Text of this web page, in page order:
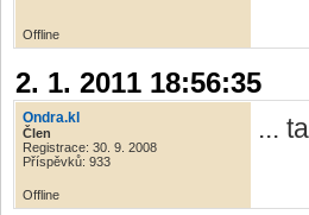
Offline
2. 1. 2011 18:56:35
Ondra.kl
Člen
Registrace: 30. 9. 2008
Příspěvků: 933
...
Offline